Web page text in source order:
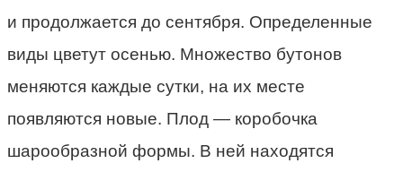
и продолжается до сентября. Определенные
виды цветут осенью. Множество бутонов
меняются каждые сутки, на их месте
появляются новые. Плод — коробочка
шарообразной формы. В ней находятся